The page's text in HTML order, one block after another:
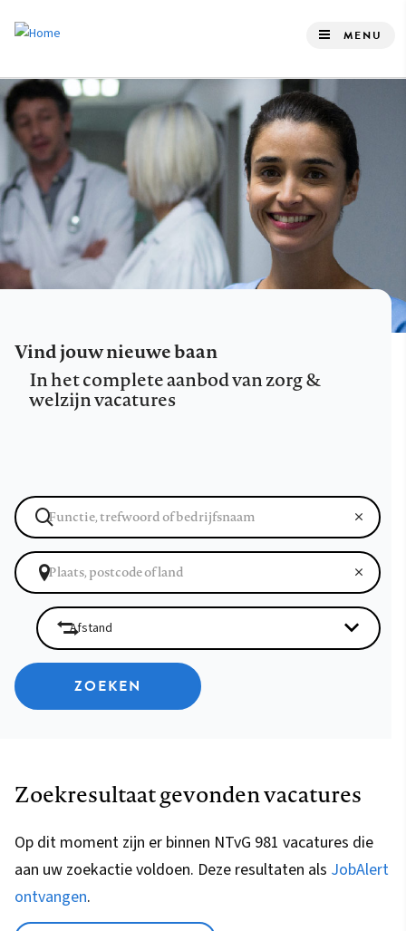
de
inhoud
gaan
MENU
Vind jouw nieuwe baan
In het complete aanbod van zorg &
welzijn vacatures
ZOEKEN
Zoekresultaat gevonden vacatures
Op dit moment zijn er binnen NTvG 981 vacatures die
aan uw zoekactie voldoen. Deze resultaten als JobAlert
ontvangen.